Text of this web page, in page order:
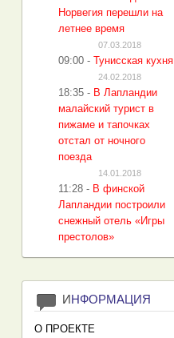
Норвегия перешли на
летнее время
07.03.2018
09:00 - Тунисская кухня
24.02.2018
18:35 - В Лапландии
малайский турист в
пижаме и тапочках
отстал от ночного
поезда
14.01.2018
11:28 - В финской
Лапландии построили
снежный отель «Игры
престолов»
ИНФОРМАЦИЯ
О ПРОЕКТЕ